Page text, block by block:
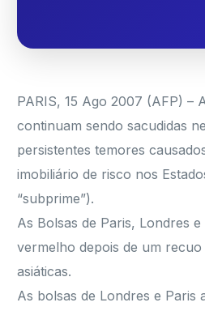
PARIS, 15 Ago 2007 (AFP) –
continuam sendo sacudidas
persistentes temores
imobiliário de risco nos
“subprime”).
As Bolsas de Paris, Londres
vermelho depois de um
asiáticas.
As bolsas de Londres e Paris